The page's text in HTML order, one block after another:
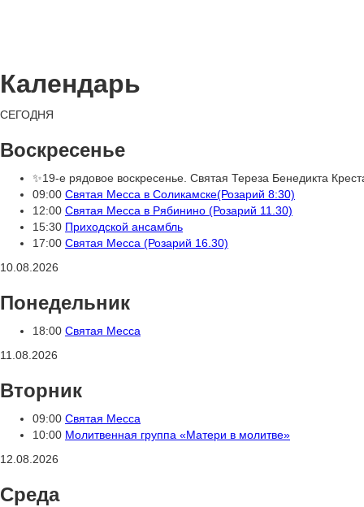
Календарь
СЕГОДНЯ
Воскресенье
✨19-е рядовое воскресенье. Святая Тереза Бенедикта
09:00 Святая Месса в Соликамске(Розарий 8:30)
12:00 Святая Месса в Рябинино (Розарий 11.30)
15:30 Приходской ансамбль
17:00 Святая Месса (Розарий 16.30)
10.08.2026
Понедельник
18:00 Святая Месса
11.08.2026
Вторник
09:00 Святая Месса
10:00 Молитвенная группа «Матери в молитве»
12.08.2026
Среда